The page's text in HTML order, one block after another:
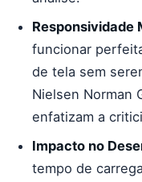
Responsividade
funcionar
de tela sem
Nielsen Norman
enfatizam a
Impacto no
tempo de